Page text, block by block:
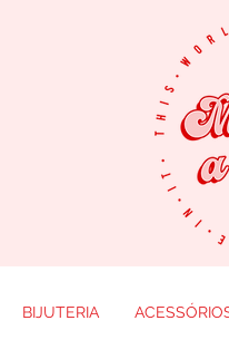
BIJUTERIA